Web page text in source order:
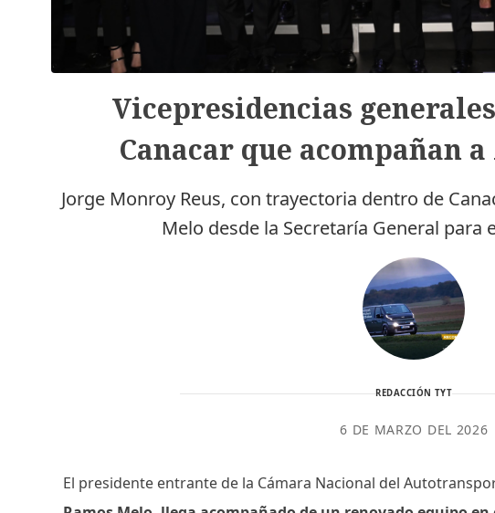
Vicepresidencias
Canacar que acompañan
Jorge Monroy Reus, con trayectoria dentro de
Melo desde la Secretaría General para
REDACCIÓN TYT
6 DE MARZO DEL 2026
El presidente entrante de la Cámara Nacional del